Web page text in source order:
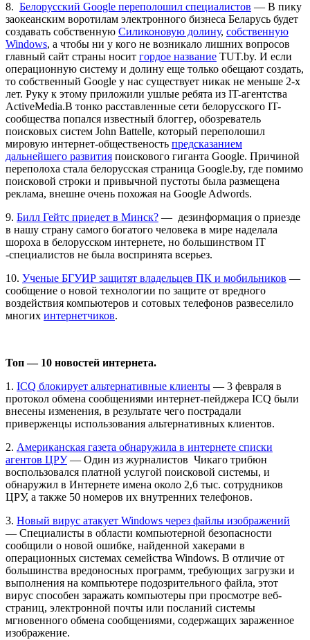
8. Белорусский Google переполошил специалистов — В пику
заокеанским воротилам электронного бизнеса Беларусь будет
создавать собственную Силиконовую долину, собственную
Windows, а чтобы ни у кого не возникало лишних вопросов
главный сайт страны носит гордое название TUT.by. И если
операционную систему и долину еще только обещают создать,
то собственный Google у нас существует никак не меньше 2-х
лет. Руку к этому приложили ушлые ребята из IT-агентства
ActiveMedia.В тонко расставленные сети белорусского IT-
сообщества попался известный блоггер, обозреватель
поисковых систем John Battelle, который переполошил
мировую интернет-общественость предсказанием
дальнейшего развития поискового гиганта Google. Причиной
переполоха стала белорусская страница Google.by, где помимо
поисковой строки и привычной пустоты была размещена
реклама, внешне очень похожая на Google Adwords.
9. Билл Гейтс приедет в Минск? — дезинформация о приезде
в нашу страну самого богатого человека в мире наделала
шороха в белорусском интернете, но большинством IT
-специалистов не была воспринята всерьез.
10. Ученые БГУИР защитят владельцев ПК и мобильников —
сообщение о новой технологии по защите от вредного
воздействия компьютеров и сотовых телефонов развеселило
многих интернетчиков.
Топ — 10 новостей интернета.
1. ICQ блокирует альтернативные клиенты — 3 февраля в
протокол обмена сообщениями интернет-пейджера ICQ были
внесены изменения, в результате чего пострадали
приверженцы использования альтернативных клиентов.
2. Американская газета обнаружила в интернете списки
агентов ЦРУ— Один из журналистов Чикаго трибюн
воспользовался платной услугой поисковой системы, и
обнаружил в Интернете имена около 2,6 тыс. сотрудников
ЦРУ, а также 50 номеров их внутренних телефонов.
3. Новый вирус атакует Windows через файлы изображений
— Специалисты в области компьютерной безопасности
сообщили о новой ошибке, найденной хакерами в
операционных системах семейства Windows. В отличие от
большинства вредоносных программ, требующих загрузки и
выполнения на компьютере подозрительного файла, этот
вирус способен заражать компьютеры при просмотре веб-
страниц, электронной почты или посланий системы
мгновенного обмена сообщениями, содержащих зараженное
изображение.